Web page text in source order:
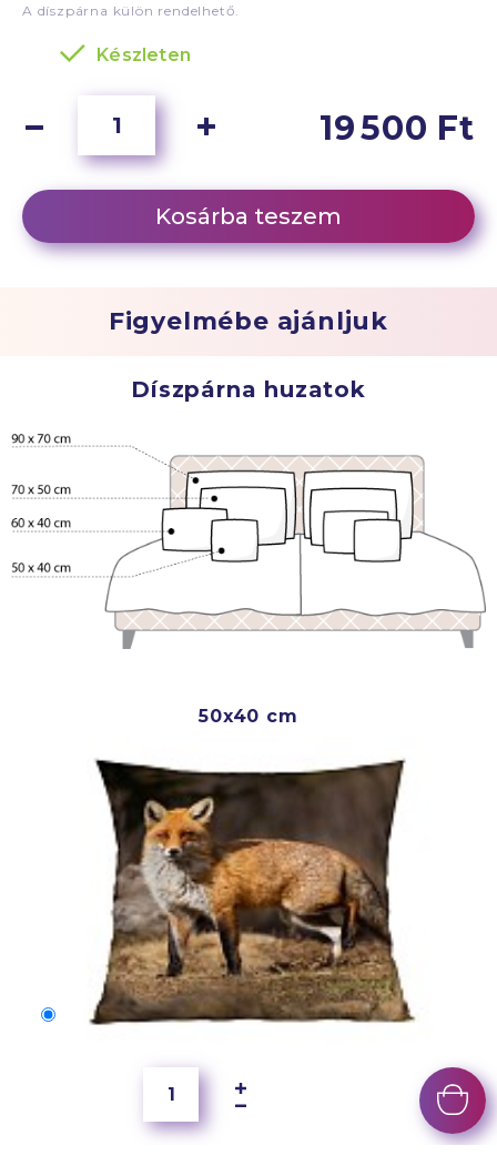
A díszpárna külön rendelhető.
Készleten
19 500 Ft
Kosárba teszem
Figyelmébe ajánljuk
Díszpárna huzatok
50x40 cm
50x40 cm